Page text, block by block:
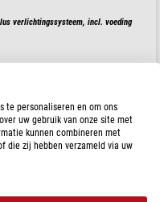
verlichtingssysteem, incl. voeding
verzending in24 u
te personaliseren en om ons
uw gebruik van onze site met
kunnen combineren met
die zij hebben verzameld via uw